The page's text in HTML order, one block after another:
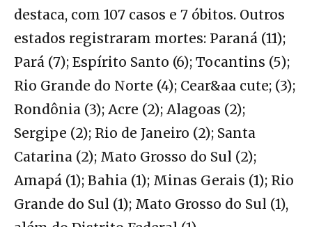
destaca, com 107 casos e 7 óbitos. Outros
estados registraram mortes: Paraná (11);
Pará (7); Espírito Santo (6); Tocantins (5);
Rio Grande do Norte (4); Cear&aa cute; (3);
Rondônia (3); Acre (2); Alagoas (2);
Sergipe (2); Rio de Janeiro (2); Santa
Catarina (2); Mato Grosso do Sul (2);
Amapá (1); Bahia (1); Minas Gerais (1); Rio
Grande do Sul (1); Mato Grosso do Sul (1),